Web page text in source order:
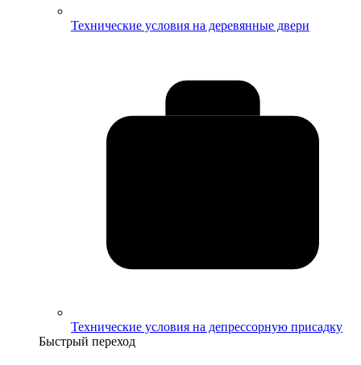
Технические условия на деревянные двери
Технические условия на депрессорную присадку
Быстрый переход